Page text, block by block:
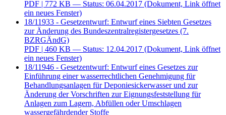
PDF | 772 KB — Status: 06.04.2017 (Dokument, Link öffnet
ein neues Fenster)
18/11933 - Gesetzentwurf: Entwurf eines Siebten Gesetzes
zur Änderung des Bundeszentralregistergesetzes (7.
BZRGÄndG)
PDF | 460 KB — Status: 12.04.2017 (Dokument, Link öffnet
ein neues Fenster)
18/11946 - Gesetzentwurf: Entwurf eines Gesetzes zur
Einführung einer wasserrechtlichen Genehmigung für
Behandlungsanlagen für Deponiesickerwasser und zur
Änderung der Vorschriften zur Eignungsfeststellung für
Anlagen zum Lagern, Abfüllen oder Umschlagen
wassergefährdender Stoffe